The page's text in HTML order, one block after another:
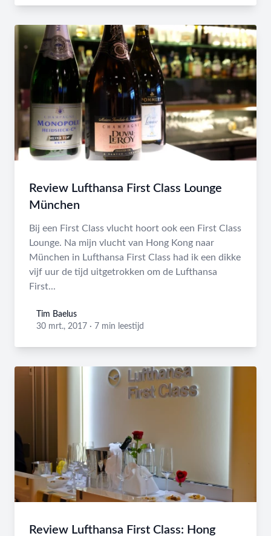
Review Lufthansa First Class Lounge
München
Bij een First Class vlucht hoort ook een First Class
Lounge. Na mijn vlucht van Hong Kong naar
München in Lufthansa First Class had ik een dikke
vijf uur de tijd uitgetrokken om de Lufthansa
First...
Tim Baelus
Tim Baelus
30 mrt., 2017 · 7 min leestijd
Review Lufthansa First Class: Hong